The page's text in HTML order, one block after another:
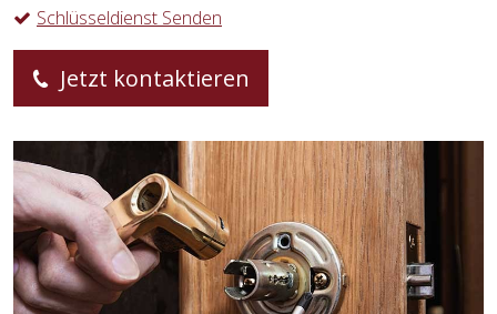
Schlüsseldienst Senden
Jetzt kontaktieren